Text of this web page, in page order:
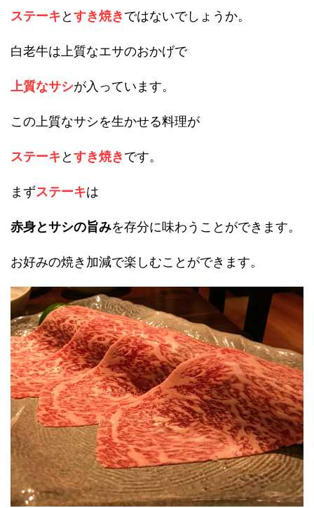
ステーキとすき焼きではないでしょうか。
白老牛は上質なエサのおかげで
上質なサシが入っています。
この上質なサシを生かせる料理が
ステーキとすき焼きです。
まずステーキは
赤身とサシの旨みを存分に味わうことができます。
お好みの焼き加減で楽しむことができます。